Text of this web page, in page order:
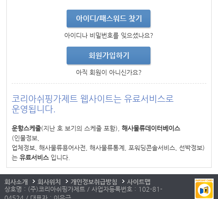
아이디/패스워드 찾기
아이디나 비밀번호를 잊으셨나요?
회원가입하기
아직 회원이 아니신가요?
코리아쉬핑가제트 웹사이트는 유료서비스로
운영됩니다.
운항스케줄(지난 호 보기의 스케줄 포함),해사물류데이터베이스
(인물정보,
업체정보, 해사물류용어사전, 해사물류통계, 포워딩콘솔서비스, 선박정보)
는유료서비스입니다.
회사소개 회사위치 개인정보취급방침
사이트맵
상호명 : (주)코리아쉬핑가제트 / 사업자등록번호 : 102-81-